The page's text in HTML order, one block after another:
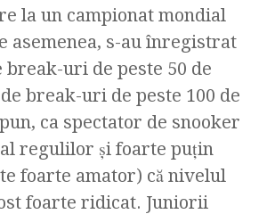
la un campionat mondial
asemenea, s-au înregistrat
break-uri de peste 50 de
break-uri de peste 100 de
ca spectator de snooker
regulilor şi foarte puţin
foarte amator) că nivelul
foarte ridicat. Juniorii